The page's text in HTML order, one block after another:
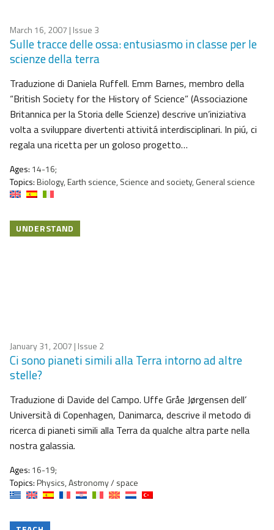
March 16, 2007 | Issue 3
Sulle tracce delle ossa: entusiasmo in classe per le
scienze della terra
Traduzione di Daniela Ruffell. Emm Barnes, membro della
“British Society for the History of Science” (Associazione
Britannica per la Storia delle Scienze) descrive un’iniziativa
volta a sviluppare divertenti attivitá interdisciplinari. In piú, ci
regala una ricetta per un goloso progetto…
Ages: 14-16;
Topics:Biology, Earth science, Science and society, General science
UNDERSTAND
January 31, 2007 | Issue 2
Ci sono pianeti simili alla Terra intorno ad altre
stelle?
Traduzione di Davide del Campo. Uffe Gråe Jørgensen dell’
Università di Copenhagen, Danimarca, descrive il metodo di
ricerca di pianeti simili alla Terra da qualche altra parte nella
nostra galassia.
Ages: 16-19;
Topics:Physics, Astronomy / space